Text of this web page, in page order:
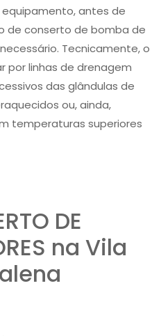
antes de
de conserto de bomba de
Tecnicamente, o
por linhas de drenagem
das glândulas de
ou, ainda,
temperaturas superiores
DE
na Vila